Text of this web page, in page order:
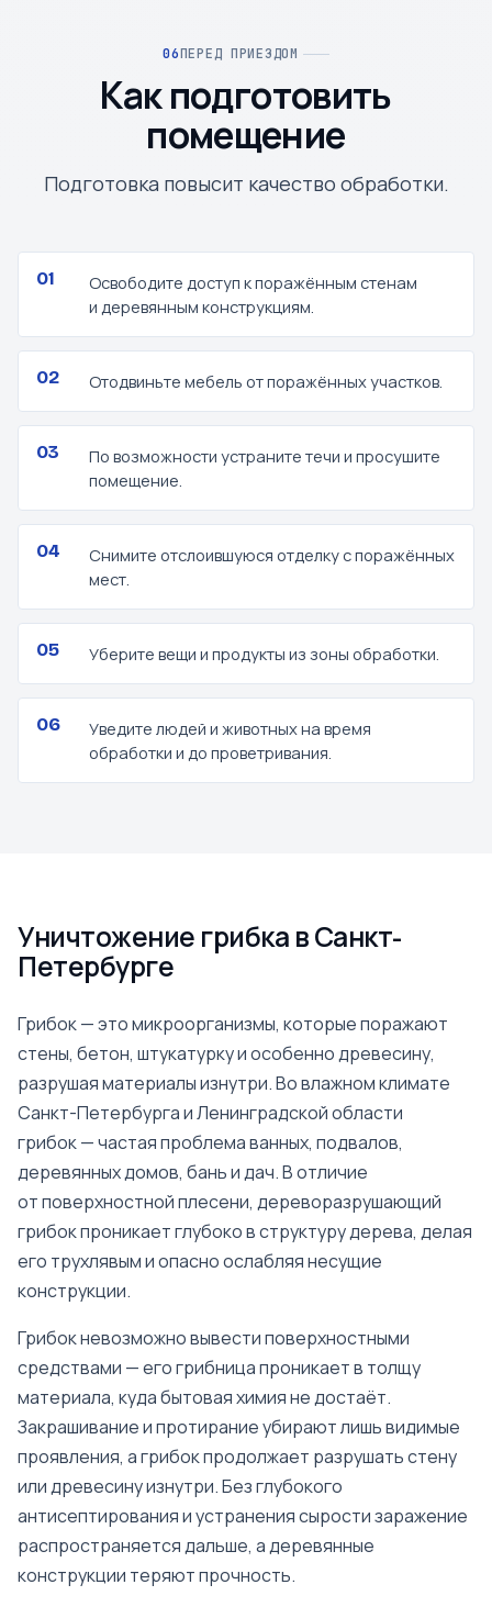
ПЕРЕД ПРИЕЗДОМ
Как подготовить
помещение
Подготовка повысит качество обработки.
Освободите доступ к поражённым стенам
и деревянным конструкциям.
Отодвиньте мебель от поражённых участков.
По возможности устраните течи и просушите
помещение.
Снимите отслоившуюся отделку с поражённых
мест.
Уберите вещи и продукты из зоны обработки.
Уведите людей и животных на время
обработки и до проветривания.
Уничтожение грибка в Санкт-
Петербурге
Грибок — это микроорганизмы, которые поражают
стены, бетон, штукатурку и особенно древесину,
разрушая материалы изнутри. Во влажном климате
Санкт-Петербурга и Ленинградской области
грибок — частая проблема ванных, подвалов,
деревянных домов, бань и дач. В отличие
от поверхностной плесени, дереворазрушающий
грибок проникает глубоко в структуру дерева, делая
его трухлявым и опасно ослабляя несущие
конструкции.
Грибок невозможно вывести поверхностными
средствами — его грибница проникает в толщу
материала, куда бытовая химия не достаёт.
Закрашивание и протирание убирают лишь видимые
проявления, а грибок продолжает разрушать стену
или древесину изнутри. Без глубокого
антисептирования и устранения сырости заражение
распространяется дальше, а деревянные
конструкции теряют прочность.